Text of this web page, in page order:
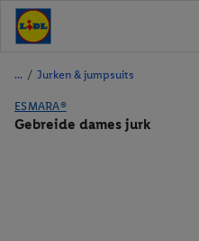
/ Jurken & jumpsuits
ESMARA®
Gebreide dames jurk